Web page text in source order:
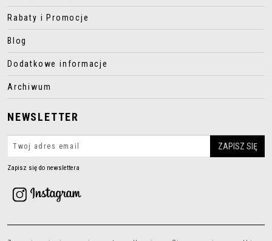
Rabaty i Promocje
Blog
Dodatkowe informacje
Archiwum
NEWSLETTER
Zapisz się do newslettera